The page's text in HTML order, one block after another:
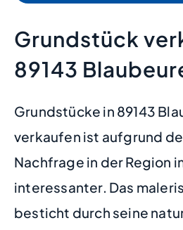
Grundstück
89143
Grundstücke in 89143
verkaufen ist aufgrund
Nachfrage in der Region
interessanter. Das
besticht durch seine